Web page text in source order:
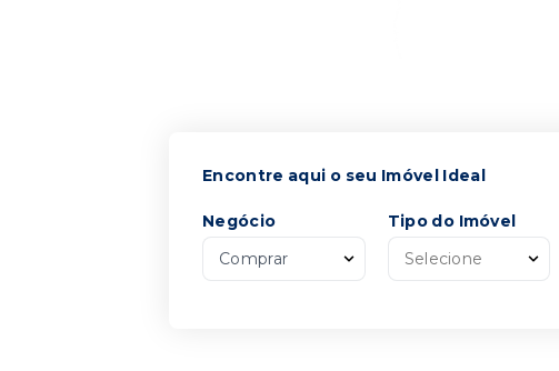
Encontre aqui o seu Imóvel Ideal
Negócio
Comprar
Tipo do Imóvel
Selecione